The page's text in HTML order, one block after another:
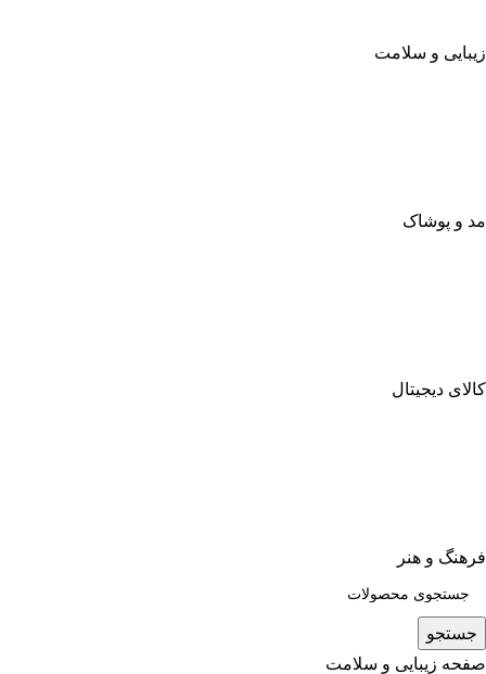
زیبایی و سلامت
مد و پوشاک
کالای دیجیتال
فرهنگ و هنر
جستجو
صفحه زیبایی و سلامت